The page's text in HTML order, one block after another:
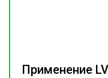
Применение